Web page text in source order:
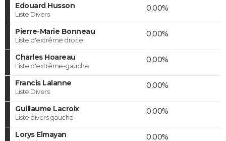
Edouard Husson
Liste Divers
0,00%
Pierre-Marie Bonneau
Liste d'extrême droite
0,00%
Charles Hoareau
Liste d'extrême-gauche
0,00%
Francis Lalanne
Liste Divers
0,00%
Guillaume Lacroix
Liste divers gauche
0,00%
Lorys Elmayan 0,00%